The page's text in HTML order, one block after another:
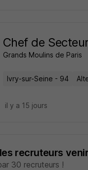
Chef de
Grands Moulins de Paris
Ivry-sur-Seine - 94
il y a 15 jours
recruteurs
30 recruteurs !